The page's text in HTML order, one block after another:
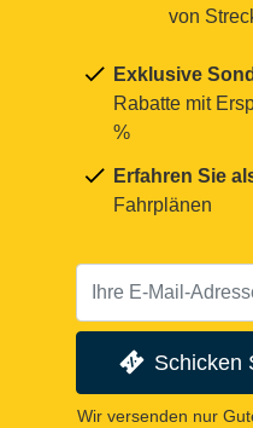
von
Exklusive
Rabatte mit
%
Erfahren Sie
Fahrplänen
Schicken
Wir versenden nur